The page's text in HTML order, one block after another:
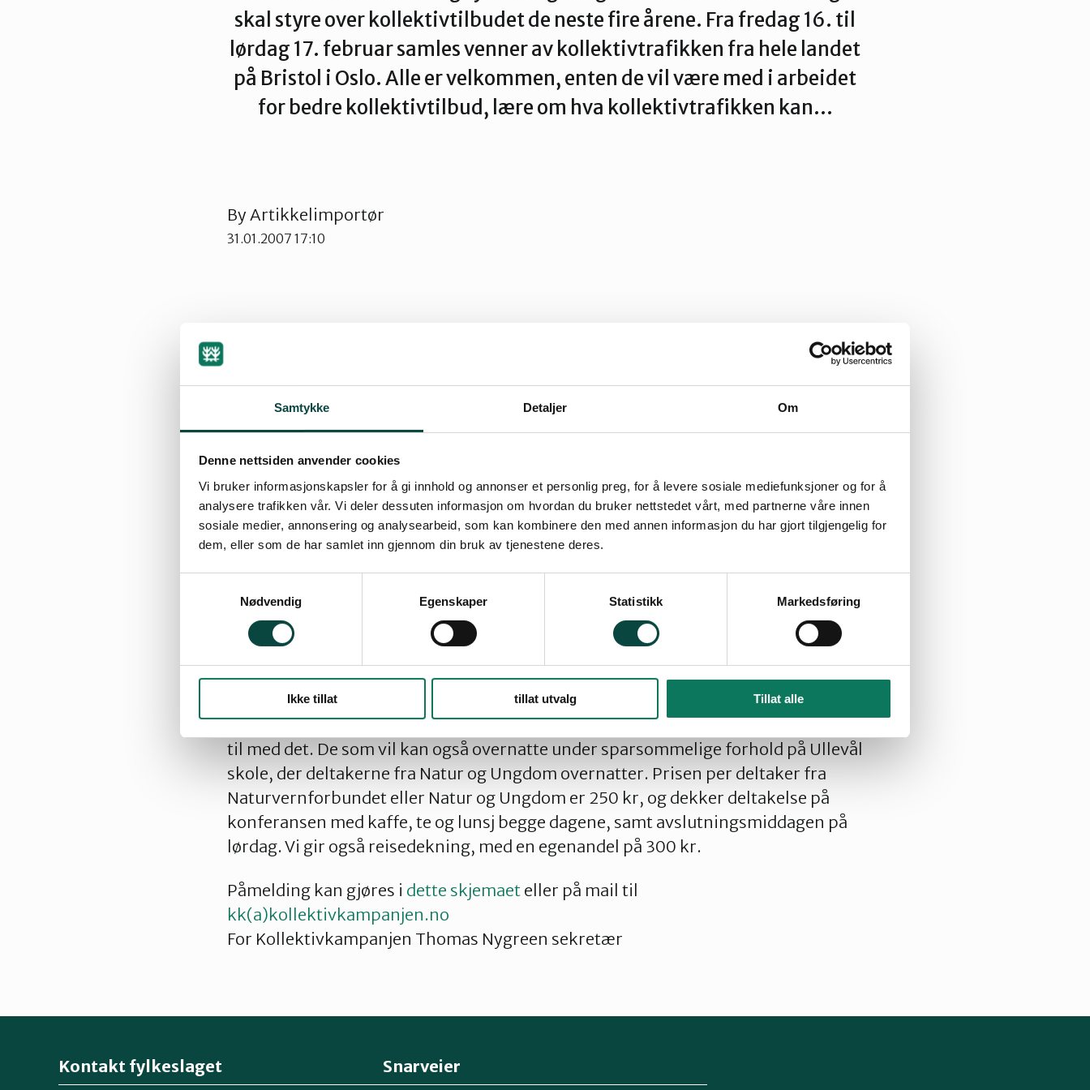
Samtykke Detaljer Om
Denne nettsiden anvender cookies
Vi bruker informasjonskapsler for å gi innhold og annonser et personlig preg, for å levere sosiale mediefunksjoner og for å
analysere trafikken vår. Vi deler dessuten informasjon om hvordan du bruker nettstedet vårt, med partnerne våre innen
sosiale medier, annonsering og analysearbeid, som kan kombinere den med annen informasjon du har gjort tilgjengelig for
dem, eller som de har samlet inn gjennom din bruk av tjenestene deres.
Nødvendig
Egenskaper Statistikk Markedsføring
Ikke tillat tillat utvalg Tillat alle
skal styre over kollektivtilbudet de neste fire årene. Fra fredag 16. til
lørdag 17. februar samles venner av kollektiv­trafikken fra hele landet
på Bristol i Oslo. Alle er velkommen, enten de vil være med i arbeidet
for bedre kollektivtilbud, lære om hva kollektivtrafikken kan…
By Artikkelimportør
31.01.2007 17:10
Hvilke virkemidler trenger kollektivtrafikken?
v/ Bård Nordheim, Transportøkonomisk institutt
Hvorfor er kollektivtrafikk miljøvennlig v/ Vestlandsforsking
Hvorfor skader Norges veipolitikk miljøet?
v/ Aud Tennøy, Norsk institutt for by- og regionsforskning
Belønningsordningen, hva er den og fungerer den?
I tillegg kan vi friste med politikerdebatt og den tradisjonelle
avslutningsmiddagen.
Det strekker seg fra kl 1000 (registrering 1030) fredag 16. februar, til middagen kl
1800 lørdag 17. februar. Konferansen finner sted i konferanselokalene til Hotell
Bristol i Oslo. For de som trenger overnatting fra fredag til lørdag, hjelper vi gjerne
til med det. De som vil kan også overnatte under sparsommelige forhold på Ullevål
skole, der deltakerne fra Natur og Ungdom overnatter. Prisen per deltaker fra
Naturvernforbundet eller Natur og Ungdom er 250 kr, og dekker deltakelse på
konferansen med kaffe, te og lunsj begge dagene, samt avslutningsmiddagen på
lørdag. Vi gir også reisedekning, med en egenandel på 300 kr.
Påmelding kan gjøres i dette skjemaet eller på mail til
kk(a)kollektivkampanjen.no
For Kollektivkampanjen Thomas Nygreen sekretær
Kontakt fylkeslaget Snarveier